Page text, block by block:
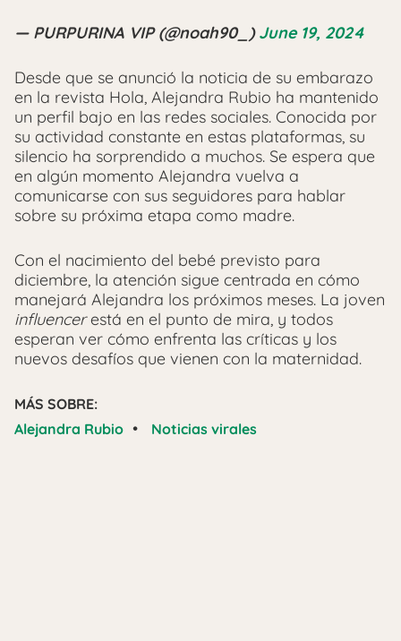
— PURPURINA VIP (@noah90_)June 19, 2024
Desde que se anunció la noticia de su embarazo
en la revista Hola, Alejandra Rubio ha mantenido
un perfil bajo en las redes sociales. Conocida por
su actividad constante en estas plataformas, su
silencio ha sorprendido a muchos. Se espera que
en algún momento Alejandra vuelva a
comunicarse con sus seguidores para hablar
sobre su próxima etapa como madre.
Con el nacimiento del bebé previsto para
diciembre, la atención sigue centrada en cómo
manejará Alejandra los próximos meses. La joven
influencerestá en el punto de mira, y todos
esperan ver cómo enfrenta las críticas y los
nuevos desafíos que vienen con la maternidad.
MÁS SOBRE:
Alejandra Rubio • Noticias virales